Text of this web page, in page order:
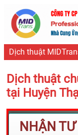
Dịch thuật
Dịch thuật
tại Huyện
NHẬN